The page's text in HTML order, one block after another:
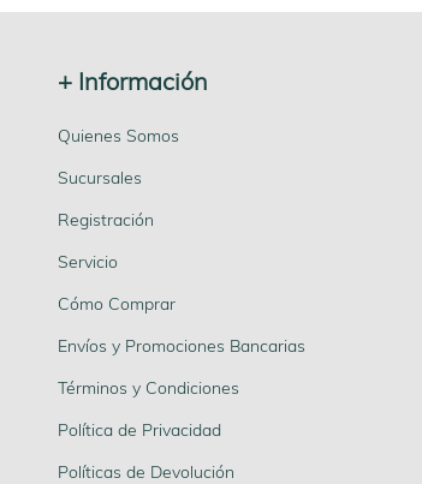
+ Información
Quienes Somos
Sucursales
Registración
Servicio
Cómo Comprar
Envíos y Promociones Bancarias
Términos y Condiciones
Política de Privacidad
Políticas de Devolución